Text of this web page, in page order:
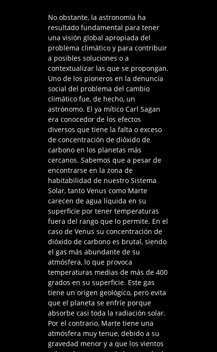
No obstante, la astronomía ha
resultado fundamental para tener
una visión global apropiada del
problema climático y para contribuir
a posibles soluciones o a
contextualizar las que se propongan.
Uno de los pioneros en la denuncia
social del problema del cambio
climático fue, de hecho, un
astrónomo. El ya mítico Carl Sagan
era conocedor de los efectos
diversos que tiene la falta o exceso
de concentración de dióxido de
carbono en los planetas más
cercanos. Sabemos que a pesar de
encontrarse en la zona de
habitabilidad de nuestro Sistema
Solar, tanto Venus como Marte
carecen de agua líquida en su
superficie por tener temperaturas
fuera del rango que lo permite. En el
caso de Venus su concentración de
dióxido de carbono es brutal, siendo
el gas más abundante de su
atmósfera, lo que provoca
temperaturas medias de más de 400
grados en su superficie. Este gas
tiene un origen geológico, pero evita
que el planeta se enfríe porque
absorbe casi toda la radiación solar.
Por el contrario, Marte tiene una
atmósfera muy tenue, debido a su
gravedad menor y a que los vientos